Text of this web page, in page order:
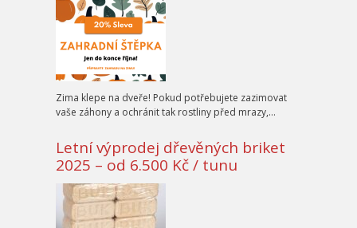
Zima klepe na dveře! Pokud potřebujete zazimovat
vaše záhony a ochránit tak rostliny před mrazy,…
Letní výprodej dřevěných briket
2025 – od 6.500 Kč / tunu